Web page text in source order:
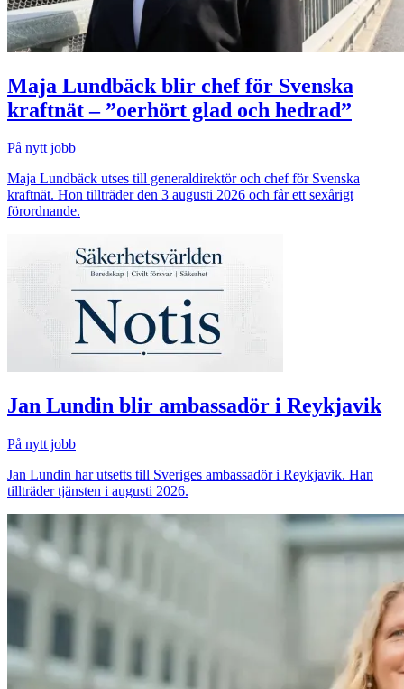
Maja Lundbäck blir chef för Svenska
kraftnät – ”oerhört glad och hedrad”
På nytt jobb
Maja Lundbäck utses till generaldirektör och chef för Svenska
kraftnät. Hon tillträder den 3 augusti 2026 och får ett sexårigt
förordnande.
Jan Lundin blir ambassadör i Reykjavik
På nytt jobb
Jan Lundin har utsetts till Sveriges ambassadör i Reykjavik. Han
tillträder tjänsten i augusti 2026.